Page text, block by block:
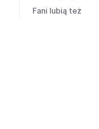
Fani lubią też